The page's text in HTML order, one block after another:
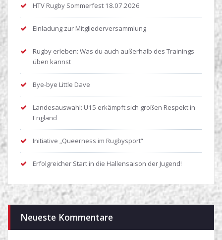
HTV Rugby Sommerfest 18.07.2026
Einladung zur Mitgliederversammlung
Rugby erleben: Was du auch außerhalb des Trainings
üben kannst
Bye-bye Little Dave
Landesauswahl: U15 erkämpft sich großen Respekt in
England
Initiative „Queerness im Rugbysport“
Erfolgreicher Start in die Hallensaison der Jugend!
Neueste Kommentare